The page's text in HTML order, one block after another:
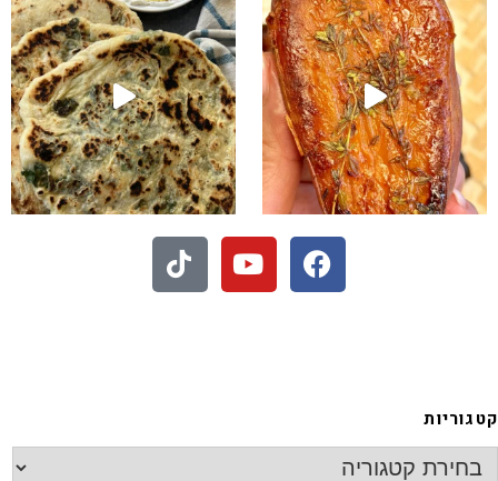
- חיתוכיות ריבה וקוקוס
קטגוריות